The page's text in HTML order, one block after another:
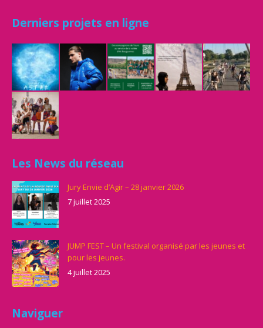
Derniers projets en ligne
Les News du réseau
Jury Envie d’Agir – 28 janvier 2026
7 juillet 2025
JUMP FEST – Un festival organisé par les jeunes et
pour les jeunes.
4 juillet 2025
Naviguer